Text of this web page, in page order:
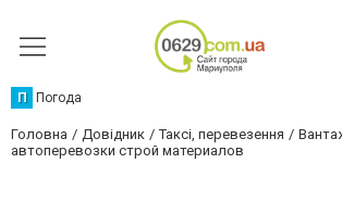
П Погода
Головна Довідник Таксі, перевезення
автоперевозки строй материалов